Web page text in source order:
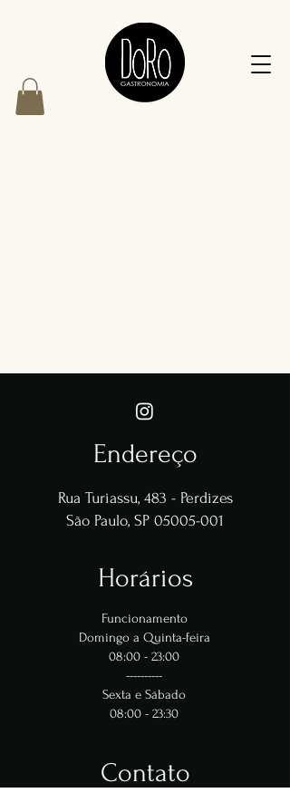
Endereço
Rua Turiassu, 483 - Perdizes
São Paulo, SP 05005-001
Horários
Funcionamento
Domingo a Quinta-feira
08:00 - 23:00
----------
Sexta e Sábado
08:00 - 23:30
Contato